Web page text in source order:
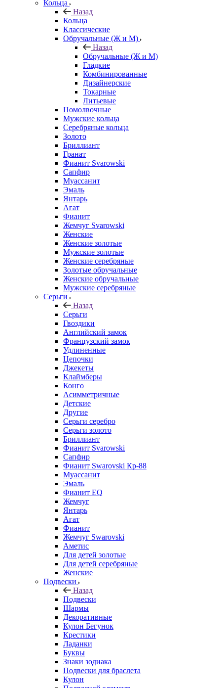
Кольца
Назад
Кольца
Классические
Обручальные (Ж и М)
Назад
Обручальные (Ж и М)
Гладкие
Комбинированные
Дизайнерские
Токарные
Литьевые
Помолвочные
Мужские кольца
Серебряные кольца
Золото
Бриллиант
Гранат
Фианит Svarowski
Сапфир
Муассанит
Эмаль
Янтарь
Агат
Фианит
Жемчуг Svarowski
Женские
Женские золотые
Мужские золотые
Женские серебряные
Золотые обручальные
Женские обручальные
Мужские серебряные
Серьги
Назад
Серьги
Гвоздики
Английский замок
Французский замок
Удлиненные
Цепочки
Джекеты
Клаймберы
Конго
Асимметричные
Детские
Другие
Серьги серебро
Серьги золото
Бриллиант
Фианит Svarowski
Сапфир
Фианит Swarovski Кр-88
Муассанит
Эмаль
Фианит EQ
Жемчуг
Янтарь
Агат
Фианит
Жемчуг Swarovski
Аметис
Для детей золотые
Для детей серебряные
Женские
Подвески
Назад
Подвески
Шармы
Декоративные
Кулон Бегунок
Крестики
Ладанки
Буквы
Знаки зодиака
Подвески для браслета
Кулон